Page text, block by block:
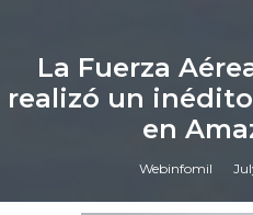
La Fuerza
realizó un
en
Webinfomil